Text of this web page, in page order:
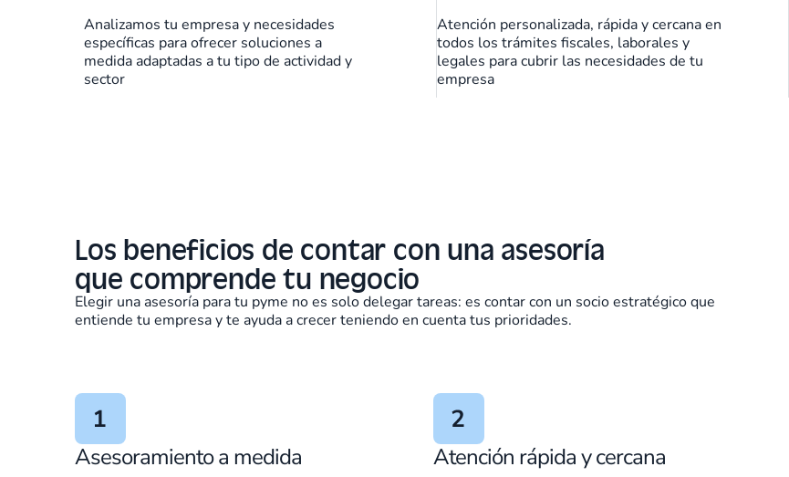
Analizamos tu empresa y necesidades
específicas para ofrecer soluciones a
medida adaptadas a tu tipo de actividad y
sector
Atención personalizada, rápida y cercana en
todos los trámites fiscales, laborales y
legales para cubrir las necesidades de tu
empresa
Los beneficios de contar con una asesoría
que comprende tu negocio
Elegir una asesoría para tu pyme no es solo delegar tareas: es contar con un socio estratégico que
entiende tu empresa y te ayuda a crecer teniendo en cuenta tus prioridades.
Asesoramiento a medida Atención rápida y cercana